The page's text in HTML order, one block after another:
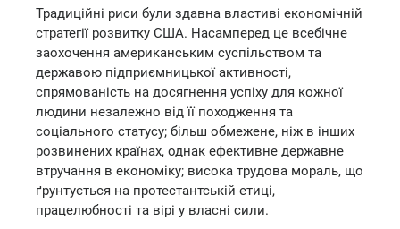
Традиційні риси були здавна властиві економічній
стратегії розвитку США. Насамперед це всебічне
заохочення американським суспільством та
державою підприємницької активності,
спрямованість на досягнення успіху для кожної
людини незалежно від її походження та
соціального статусу; більш обмежене, ніж в інших
розвинених країнах, однак ефективне державне
втручання в економіку; висока трудова мораль, що
ґрунтується на протестантській етиці,
працелюбності та вірі у власні сили.